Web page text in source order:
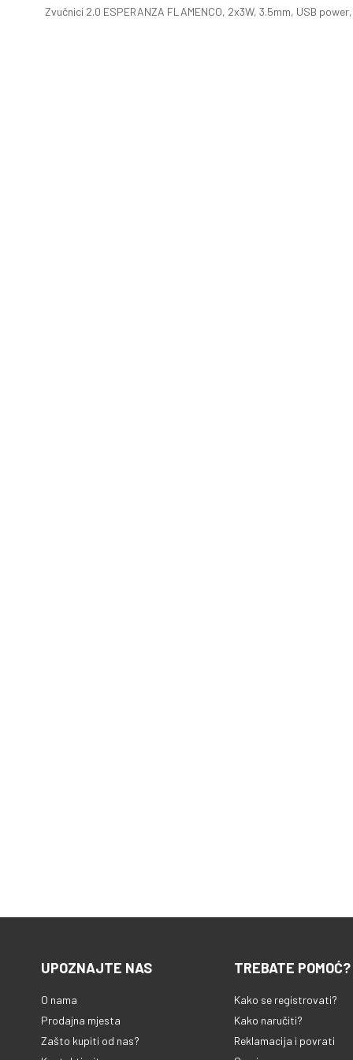
Zvučnici 2.0 ESPERANZA FLAMENCO, 2x3W, 3.5mm, USB
UPOZNAJTE NAS
O nama
Prodajna mjesta
Zašto kupiti od nas?
TREBATE POMOĆ?
Kako se registrovati?
Kako naručiti?
Reklamacija i povrati